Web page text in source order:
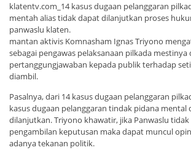
klatentv.com_14 kasus dugaan pelanggaran
mentah alias tidak dapat dilanjutkan proses
panwaslu klaten.
mantan aktivis Komnasham Ignas Triyono
sebagai pengawas pelaksanaan pilkada
pertanggungjawaban kepada publik terhadap
diambil.
Pasalnya, dari 14 kasus dugaan pelanggaran
kasus dugaan pelanggaran tindak pidana mental
dilanjutkan. Triyono khawatir, jika Panwaslu
pengambilan keputusan maka dapat muncul
adanya tekanan politik.